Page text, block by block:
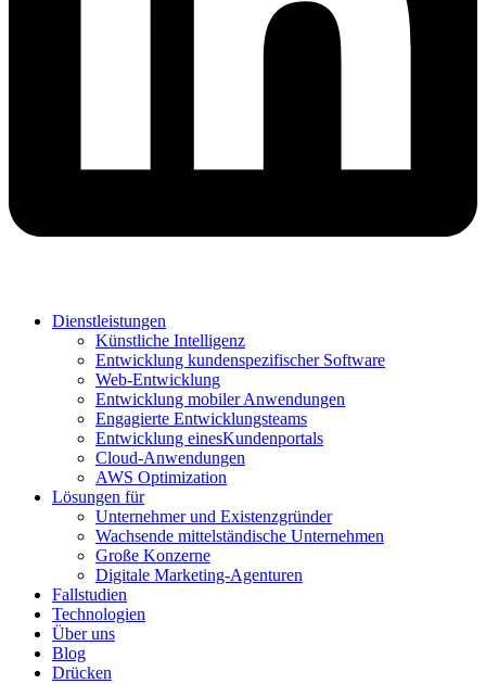
Dienstleistungen
Künstliche Intelligenz
Entwicklung kundenspezifischer Software
Web-Entwicklung
Entwicklung mobiler Anwendungen
Engagierte Entwicklungsteams
Entwicklung einesKundenportals
Cloud-Anwendungen
AWS Optimization
Lösungen für
Unternehmer und Existenzgründer
Wachsende mittelständische Unternehmen
Große Konzerne
Digitale Marketing-Agenturen
Fallstudien
Technologien
Über uns
Blog
Drücken